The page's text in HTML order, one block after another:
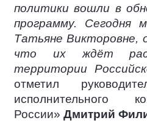
политики вошли в
программу. Сегодня
Татьяне Викторовне,
что их ждёт
территории
отметил
исполнительного
России» Дмитрий